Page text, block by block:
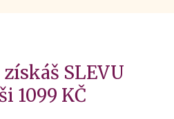
SLEVU
1099 KČ